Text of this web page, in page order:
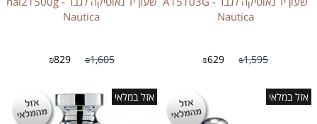
Nautica
₪1,595
₪629
Nautica
₪1,605
₪829
אזל במלאי אזל במלאי